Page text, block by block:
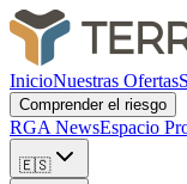
InicioNuestras Ofertas
Comprender el riesgo
RGA NewsEspacio
🇪🇸